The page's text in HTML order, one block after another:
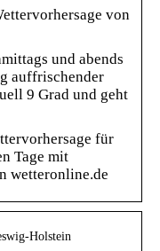
von
und abends
auffrischender
9 Grad und geht
für
Tage mit
wetteronline.de
Holstein